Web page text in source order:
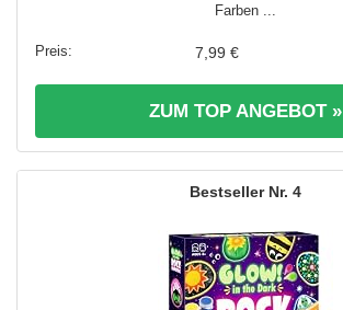
Farben ...
7,99 €
ZUM TOP ANGEBOT »
4